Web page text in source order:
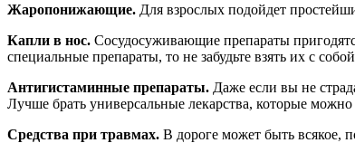
Жаропонижающие. Для взрослых подойдет
Капли в нос. Сосудосуживающие препараты
специальные препараты, то не забудьте взять их с
Антигистаминные препараты. Даже если вы не
Лучше брать универсальные лекарства, которые
Средства при травмах. В дороге может быть всякое,